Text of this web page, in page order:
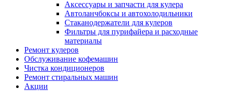
Аксессуары и запчасти для кулера
Автоланчбоксы и автохолодильники
Стаканодержатели для кулеров
Фильтры для пурифайера и расходные
материалы
Ремонт кулеров
Обслуживание кофемашин
Чистка кондиционеров
Ремонт стиральных машин
Акции